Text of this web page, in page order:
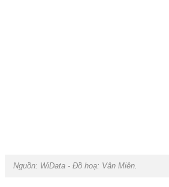
Nguồn: WiData - Đồ hoạ: Vân Miên.